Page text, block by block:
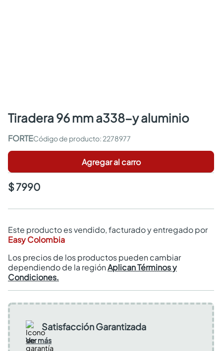
tiradera 96 mm a338-y aluminio
FORTE : 2278977
Agregar al carro
$ 7990
Este producto es vendido, facturado y entregado por
Easy Colombia
Los precios de los productos pueden cambiar
dependiendo de la regiónAplican Términos y
Condiciones.
Satisfacción Garantizada
Ver más